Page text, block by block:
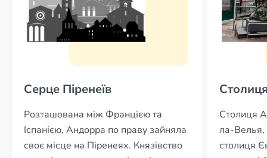
Серце Піренеїв
Розташована між Францією та
Іспанією, Андорра по праву зайняла
своє місце на Піренеях. Князівство
Столиця
ла-Велья,
столиця